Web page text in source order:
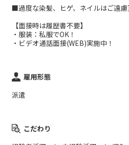
■過度な染髪、ヒゲ、ネイルはご遠慮
【面接時は履歴書不要】
・服装：私服でOK！
・ビデオ通話面接(WEB)実施中！
雇用形態
派遣
こだわり